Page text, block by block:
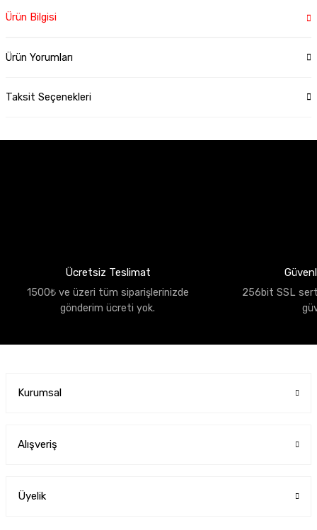
Ürün Bilgisi
Ürün Yorumları
Taksit Seçenekleri
Ücretsiz Teslimat
1500₺ ve üzeri tüm siparişlerinizde
gönderim ücreti yok.
256bit SSL
Kurumsal
Alışveriş
Üyelik